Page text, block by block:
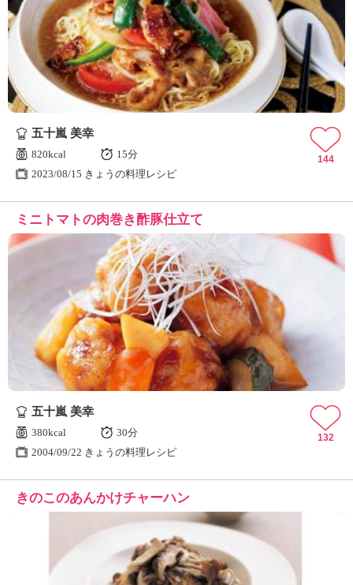
五十嵐 美幸
820kcal
15分
2023/08/15 きょうの料理レシピ
144
ミニトマトの肉巻き酢豚仕立て
五十嵐 美幸
380kcal
30分
2004/09/22 きょうの料理レシピ
132
きのこのあんかけチャーハン